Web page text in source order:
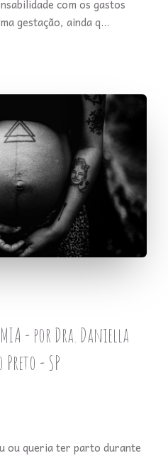
com os gastos
gestação, ainda q...
- por Dra. Daniella
- SP
ou queria ter parto durante